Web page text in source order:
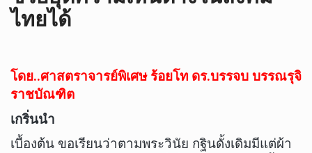
ไทยได้
โดย..ศาสตราจารย์พิเศษ ร้อยโท ดร.บรรจบ บรรณรุจิ
ราชบัณฑิต
เกริ่นนำ
เบื้องต้น ขอเรียนว่าตามพระวินัย กฐินดั้งเดิมมีแต่ผ้า